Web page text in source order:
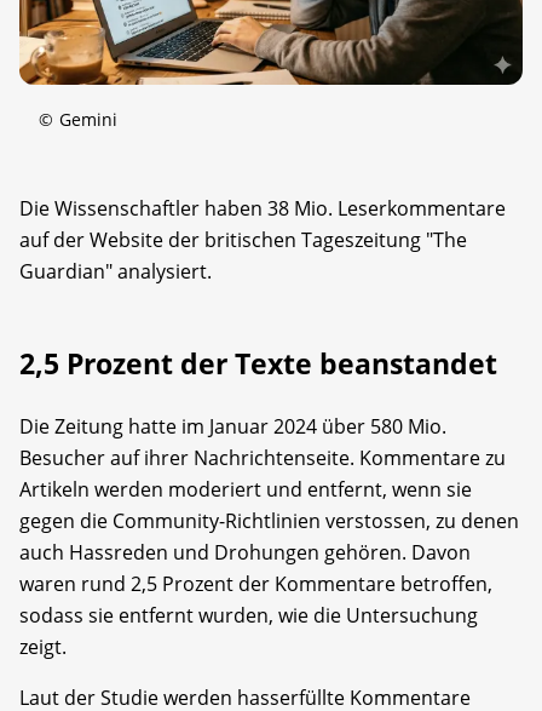
© Gemini
Die Wissenschaftler haben 38 Mio. Leserkommentare
auf der Website der britischen Tageszeitung "The
Guardian" analysiert.
2,5 Prozent der Texte beanstandet
Die Zeitung hatte im Januar 2024 über 580 Mio.
Besucher auf ihrer Nachrichtenseite. Kommentare zu
Artikeln werden moderiert und entfernt, wenn sie
gegen die Community-Richtlinien verstossen, zu denen
auch Hassreden und Drohungen gehören. Davon
waren rund 2,5 Prozent der Kommentare betroffen,
sodass sie entfernt wurden, wie die Untersuchung
zeigt.
Laut der Studie werden hasserfüllte Kommentare